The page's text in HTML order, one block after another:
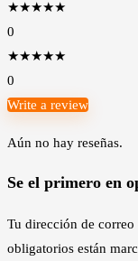
★★★★★
0
★★★★★
0
Write a review
Aún no hay reseñas.
Se el primero en
Tu dirección de
obligatorios están